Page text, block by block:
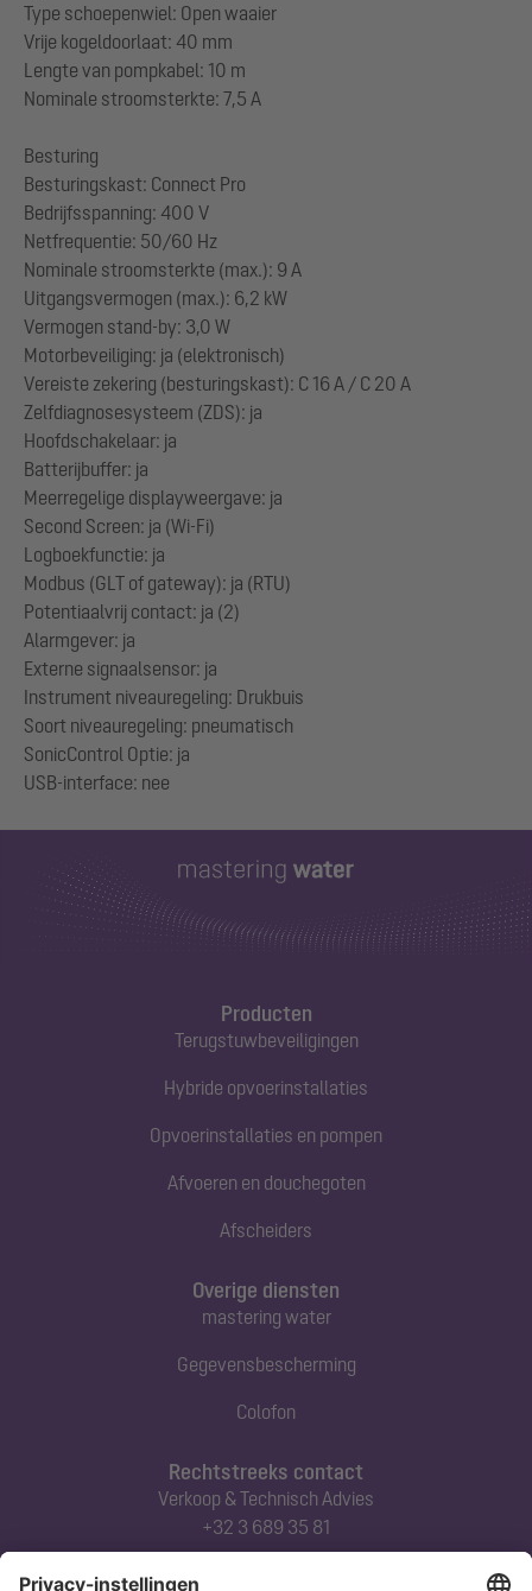
Type schoepenwiel: Open waaier
Vrije kogeldoorlaat: 40 mm
Lengte van pompkabel: 10 m
Nominale stroomsterkte: 7,5 A
Besturing
Besturingskast: Connect Pro
Bedrijfsspanning: 400 V
Netfrequentie: 50/60 Hz
Nominale stroomsterkte (max.): 9 A
Uitgangsvermogen (max.): 6,2 kW
Vermogen stand-by: 3,0 W
Motorbeveiliging: ja (elektronisch)
Vereiste zekering (besturingskast): C 16 A / C 20 A
Zelfdiagnosesysteem (ZDS): ja
Hoofdschakelaar: ja
Batterijbuffer: ja
Meerregelige displayweergave: ja
Second Screen: ja (Wi-Fi)
Logboekfunctie: ja
Modbus (GLT of gateway): ja (RTU)
Potentiaalvrij contact: ja (2)
Alarmgever: ja
Externe signaalsensor: ja
Instrument niveauregeling: Drukbuis
Soort niveauregeling: pneumatisch
SonicControl Optie: ja
Producten
Terugstuwbeveiligingen
Hybride opvoerinstallaties
Opvoerinstallaties en pompen
Afvoeren en douchegoten
Afscheiders
Rechtstreeks contact
Verkoop & Technisch Advies
+32 3 689 35 81
Overige diensten
mastering water
Gegevensbescherming
Colofon